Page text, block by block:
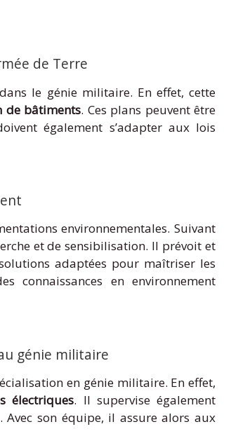
de Terre
le génie militaire. En effet, cette
de bâtiments. Ces plans peuvent être
également s’adapter aux lois
environnementales. Suivant
et de sensibilisation. Il prévoit et
adaptées pour maîtriser les
connaissances en environnement
génie militaire
en génie militaire. En effet,
électriques. Il supervise également
son équipe, il assure alors aux